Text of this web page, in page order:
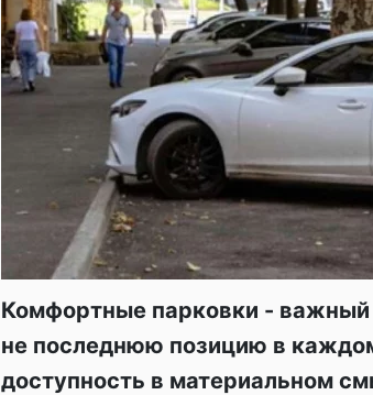
Комфортные парковки -
не последнюю позицию в
доступность в материальном